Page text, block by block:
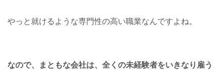
やっと就けるような専門性の高い職業なんですよね。
なので、まともな会社は、 全くの未経験者をいきなり雇う